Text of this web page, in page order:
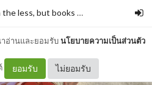
าอ่านและยอมรับนโยบายความเป็นส่วนตัว
ยอมรับ ไม่ยอมรับ
I love not man the less, but books more รั่วชิงบ้านส